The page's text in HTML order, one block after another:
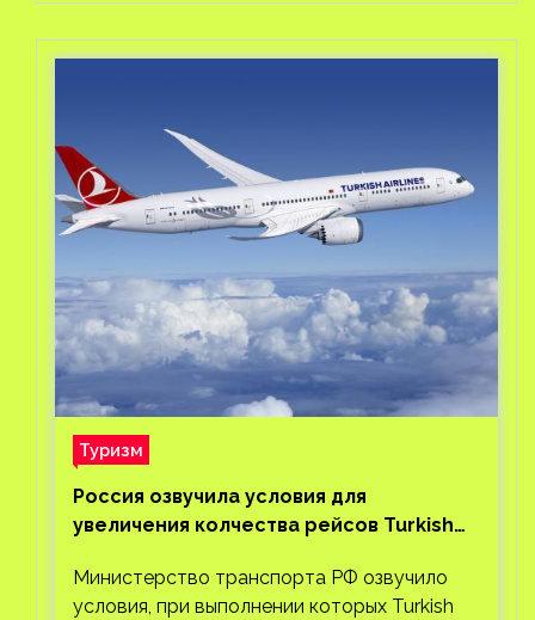
Туризм
Россия озвучила условия для
увеличения колчества рейсов Turkish
Министерство транспорта РФ озвучило
условия, при выполнении которых Turkish